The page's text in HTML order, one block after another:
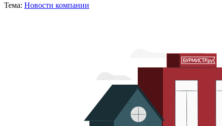
Тема: Новости компании